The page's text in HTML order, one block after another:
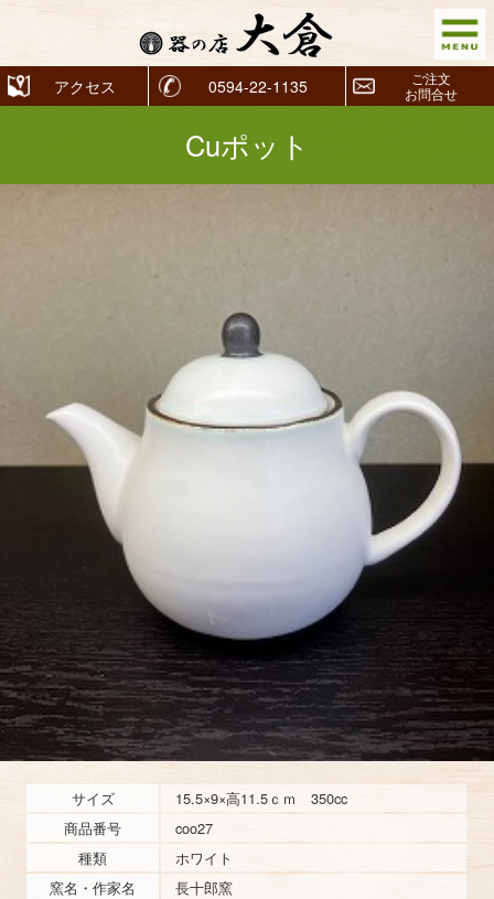
アクセス 0594-22-1135
ご注文
お問合せ
Cuポット
サイズ
15.5×9×高11.5ｃｍ 350cc
商品番号
coo27
種類
ホワイト
窯名・作家名
長十郎窯